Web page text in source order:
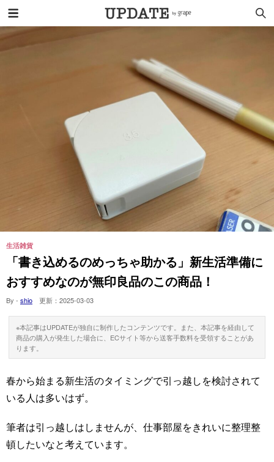
生活雑貨
「書き込めるのめっちゃ助かる」新生活準備に
おすすめなのが無印良品のこの商品！
By - shio 更新： 2025-03-03
※本記事はUPDATEが独自に制作したコンテンツです。また、本記事を経由して
商品の購入が発生した場合に、ECサイト等から送客手数料を受領することがあ
ります。
春から始まる新生活のタイミングで引っ越しを検討されて
いる人は多いはず。
筆者は引っ越しはしませんが、仕事部屋をきれいに整理整
頓したいなと考えています。